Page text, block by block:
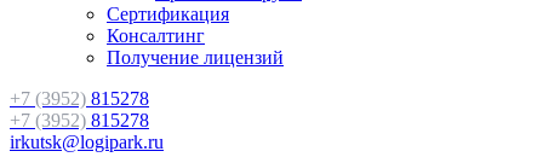
Сертификация
Консалтинг
Получение лицензий
+7 (3952) 815278
+7 (3952) 815278
irkutsk@logipark.ru